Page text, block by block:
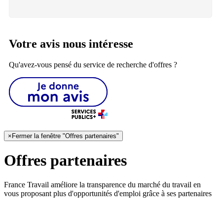
Votre avis nous intéresse
Qu'avez-vous pensé du service de recherche d'offres ?
×Fermer la fenêtre "Offres partenaires"
Offres partenaires
France Travail améliore la transparence du marché du travail en
vous proposant plus d'opportunités d'emploi grâce à ses partenaires